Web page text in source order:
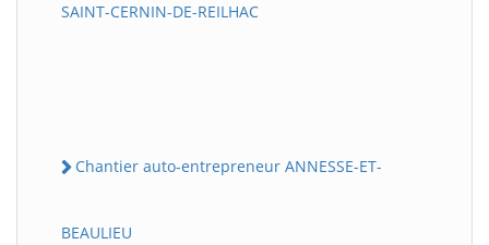
SAINT-CERNIN-DE-REILHAC
Chantier auto-entrepreneur ANNESSE-ET-
BEAULIEU